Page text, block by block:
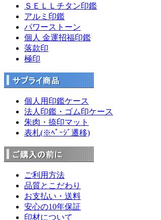
ＳＥＬＬチタン印鑑
アルミ印鑑
パワーストーン
個人 金運招福印鑑
落款印
極印
個人用印鑑ケース
法人印鑑・ゴム印ケース
朱肉・捺印マット
表札(※ﾍﾟｰｼﾞ遷移)
ご利用方法
品質とこだわり
お支払い・送料
安心の10年保証
印材について